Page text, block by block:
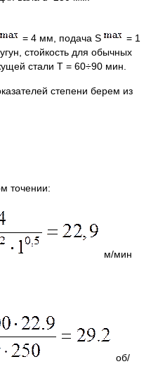
= 4 мм, подача S
= 1
стойкость для обычных
стали Т = 60÷90 мин.
степени берем из
точении:
м/мин
об/